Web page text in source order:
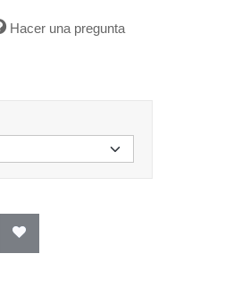
Hacer una pregunta